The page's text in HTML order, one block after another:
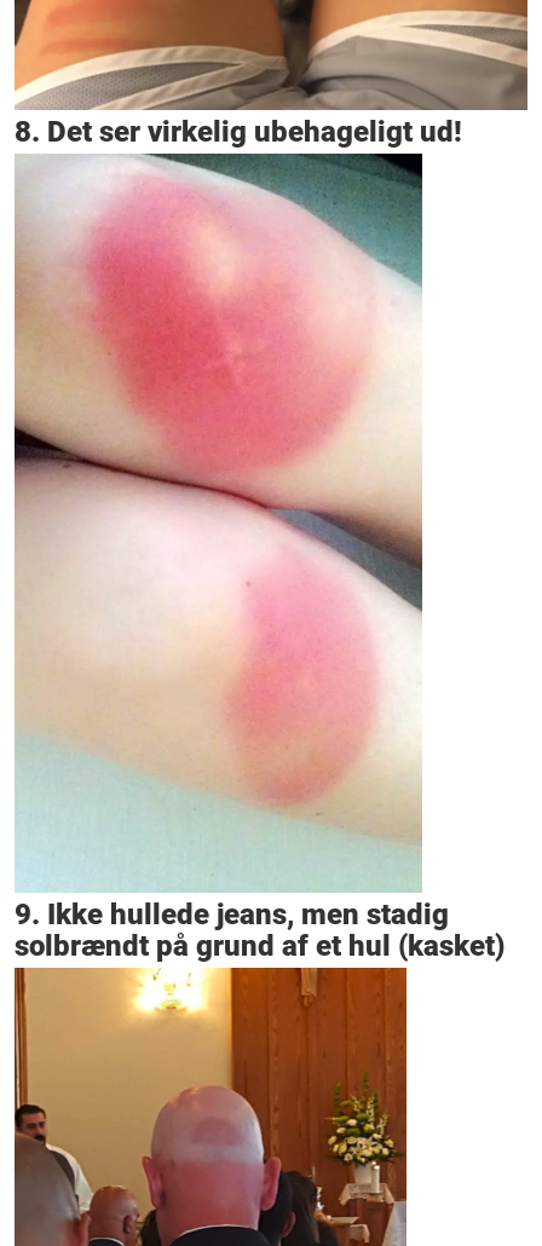
8. Det ser virkelig ubehageligt ud!
9. Ikke hullede jeans, men stadig
solbrændt på grund af et hul (kasket)